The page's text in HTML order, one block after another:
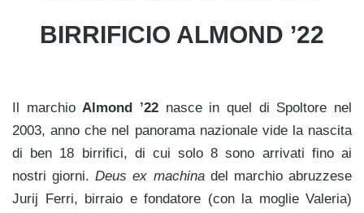
BIRRIFICIO ALMOND ’22
Il marchioAlmond ’22 nasce in quel di Spoltore nel
2003, anno che nel panorama nazionale vide la nascita
di ben 18 birrifici, di cui solo 8 sono arrivati fino ai
nostri giorni.Deus ex machinadel marchio abruzzese
Jurij Ferri, birraio e fondatore (con la moglie Valeria)